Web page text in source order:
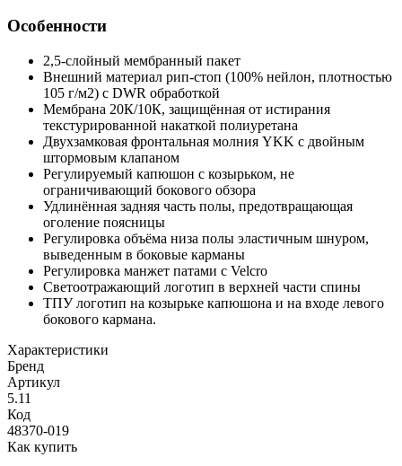
Особенности
2,5-слойный мембранный пакет
Внешний материал рип-стоп (100% нейлон, плотностью
105 г/м2) с DWR обработкой
Мембрана 20К/10К, защищённая от истирания
текстурированной накаткой полиуретана
Двухзамковая фронтальная молния YKK с двойным
штормовым клапаном
Регулируемый капюшон с козырьком, не
ограничивающий бокового обзора
Удлинённая задняя часть полы, предотвращающая
оголение поясницы
Регулировка объёма низа полы эластичным шнуром,
выведенным в боковые карманы
Регулировка манжет патами с Velcro
Светоотражающий логотип в верхней части спины
ТПУ логотип на козырьке капюшона и на входе левого
бокового кармана.
Характеристики
Бренд
Артикул
5.11
Код
48370-019
Как купить